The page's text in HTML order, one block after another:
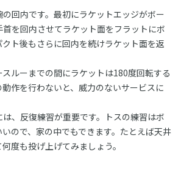
回内です。最初にラケットエッジがボー
を回内させてラケット面をフラットにボ
ト後もさらに回内を続けラケット面を返
ルーまでの間にラケットは180度回転する
作を行わないと、威力のないサービスに
、反復練習が重要です。トスの練習はボ
ので、家の中でもできます。たとえば天井
度も投げ上げてみましょう。